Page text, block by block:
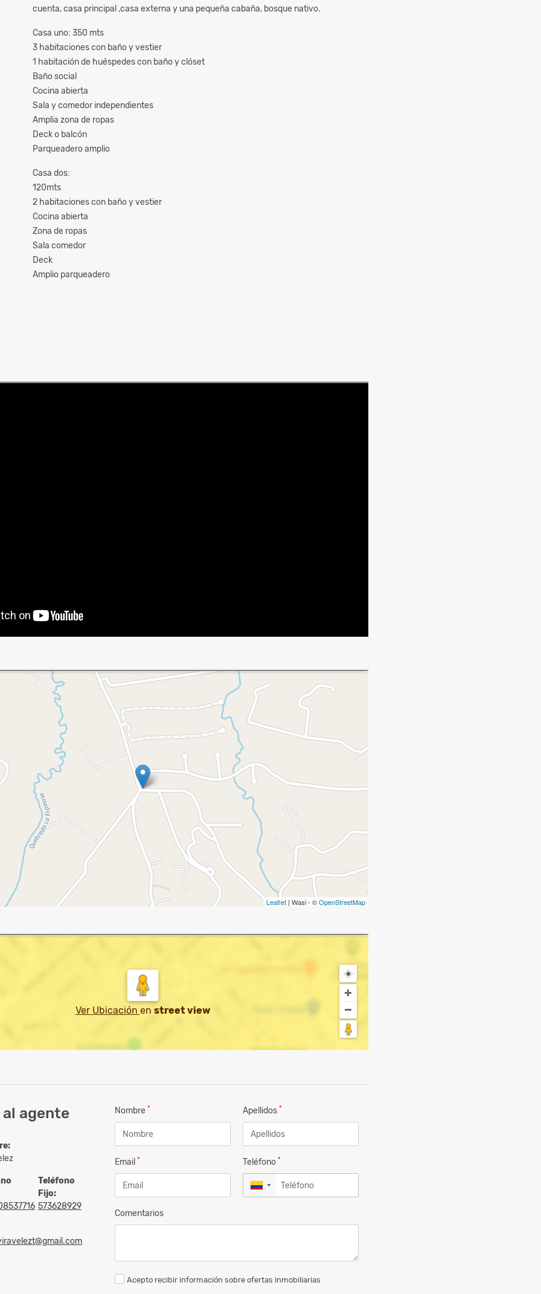
cuenta, casa principal ,casa externa y una pequeña cabaña, bosque nativo.
Casa uno: 350 mts
3 habitaciones con baño y vestier
1 habitación de huéspedes con baño y clóset
Baño social
Cocina abierta
Sala y comedor independientes
Amplia zona de ropas
Deck o balcón
Parqueadero amplio
Casa dos:
120mts
2 habitaciones con baño y vestier
Cocina abierta
Zona de ropas
Sala comedor
Deck
Amplio parqueadero
Leaflet | Wasi - ©OpenStreetMap
Ver Ubicación en street view
agente
Teléfono
Fijo:
573628929
Nombre * Apellidos *
Email * Teléfono *
▼
Comentarios
Acepto recibir información sobre ofertas inmobiliarias